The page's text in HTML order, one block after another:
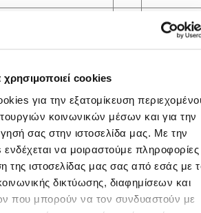
cookies
για την εξατομίκευση
κοινωνικών μέσων και για την
σας στην ιστοσελίδα μας. Με την
να μοιραστούμε πληροφορίες
της ιστοσελίδας μας σας από εσάς με
δικτύωσης, διαφημίσεων και
που μπορούν να τον συνδυαστούν με